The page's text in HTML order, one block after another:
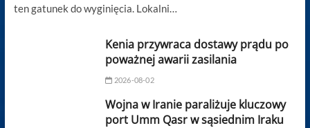
ten gatunek do wyginięcia. Lokalni…
Kenia przywraca dostawy prądu po
poważnej awarii zasilania
2026-08-02
Wojna w Iranie paraliżuje kluczowy
port Umm Qasr w sąsiednim Iraku